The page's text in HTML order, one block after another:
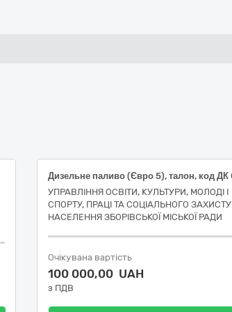
УПРАВЛІННЯ ОСВІТИ, КУЛЬТУРИ, МОЛОДІ І
СПОРТУ, ПРАЦІ ТА СОЦІАЛЬНОГО ЗАХИСТУ
НАСЕЛЕННЯ ЗБОРІВСЬКОЇ МІСЬКОЇ РАДИ
Очікувана вартість
100 000,00 UAH
з ПДВ